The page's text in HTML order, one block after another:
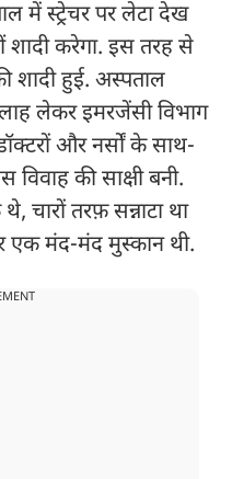
में स्ट्रेचर पर लेटा देख
शादी करेगा. इस तरह से
शादी हुई. अस्पताल
लेकर इमरजेंसी विभाग
और नर्सों के साथ-
विवाह की साक्षी बनी.
तरफ़ सन्नाटा था
एक मंद-मंद मुस्कान थी.